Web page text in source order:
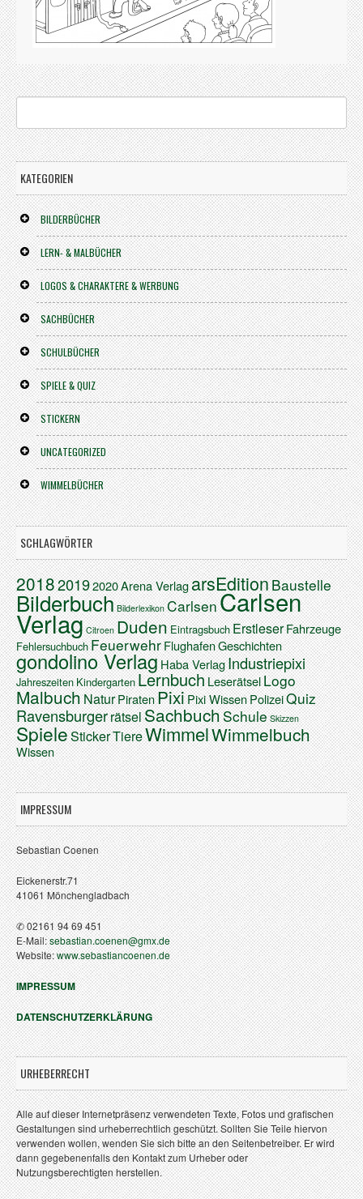
KATEGORIEN
BILDERBÜCHER
LERN- & MALBÜCHER
LOGOS & CHARAKTERE & WERBUNG
SACHBÜCHER
SCHULBÜCHER
SPIELE & QUIZ
STICKERN
UNCATEGORIZED
WIMMELBÜCHER
SCHLAGWÖRTER
201820192020Arena VerlagarsEditionBaustelle
Bilderbuch Bilderlexikon CarlsenCarlsen
Verlag Citroen DudenEintragsbuchErstleserFahrzeuge
FehlersuchbuchFeuerwehrFlughafenGeschichten
gondolino VerlagHaba VerlagIndustriepixi
Jahreszeiten KindergartenLernbuchLeserätselLogo
MalbuchNaturPiratenPixiPixi WissenPolizeiQuiz
RavensburgerrätselSachbuchSchule Skizzen
SpieleStickerTiereWimmelWimmelbuch
Wissen
IMPRESSUM
Sebastian Coenen
Eickenerstr.71
41061 Mönchengladbach
✆ 02161 94 69 451
E-Mail:sebastian.coenen@gmx.de
Website:www.sebastiancoenen.de
IMPRESSUM
DATENSCHUTZERKLÄRUNG
URHEBERRECHT
Alle auf dieser Internetpräsenz verwendeten Texte, Fotos und grafischen
Gestaltungen sind urheberrechtlich geschützt. Sollten Sie Teile hiervon
verwenden wollen, wenden Sie sich bitte an den Seitenbetreiber. Er wird
dann gegebenenfalls den Kontakt zum Urheber oder
Nutzungsberechtigten herstellen.